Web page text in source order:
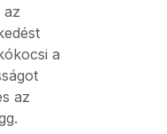
az
a
az